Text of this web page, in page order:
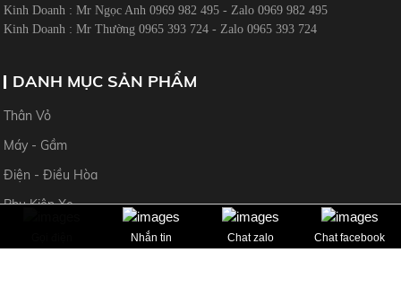
Kinh Doanh : Mr Ngọc Anh 0969 982 495 - Zalo 0969 982 495
Kinh Doanh : Mr Thường 0965 393 724 - Zalo 0965 393 724
DANH MỤC SẢN PHẨM
Thân Vỏ
Máy - Gầm
Điện - Điều Hòa
Phụ Kiện Xe
Nhắn tin Chat zalo Chat facebook